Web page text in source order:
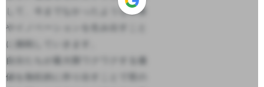
して、今までなかったような事業
やイノベーションを生み出すこと
に挑戦していきます。
自分たちが最大限ワクワクする価
値を熱狂的に作り出すことで世の